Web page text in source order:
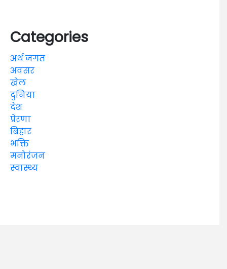
Categories
अर्थ जगत
अवसर
खेल
दुनिया
देश
प्रेरणा
बिहार
भक्ति
मनोरंजन
स्वास्थ्य